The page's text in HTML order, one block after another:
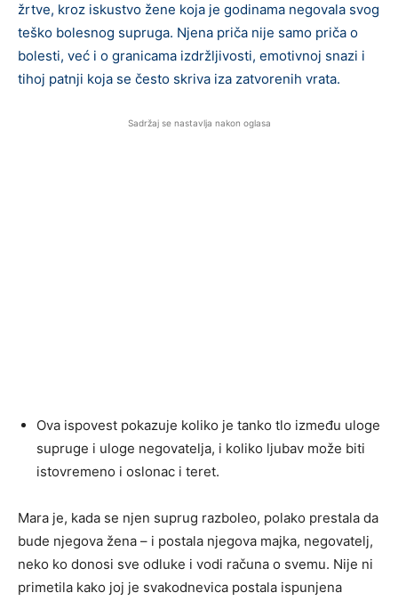
žrtve, kroz iskustvo žene koja je godinama negovala svog
teško bolesnog supruga. Njena priča nije samo priča o
bolesti, već i o granicama izdržljivosti, emotivnoj snazi i
tihoj patnji koja se često skriva iza zatvorenih vrata.
Sadržaj se nastavlja nakon oglasa
Ova ispovest pokazuje koliko je tanko tlo između uloge
supruge i uloge negovatelja, i koliko ljubav može biti
istovremeno i oslonac i teret.
Mara je, kada se njen suprug razboleo, polako prestala da
bude njegova žena – i postala njegova majka, negovatelj,
neko ko donosi sve odluke i vodi računa o svemu. Nije ni
primetila kako joj je svakodnevica postala ispunjena